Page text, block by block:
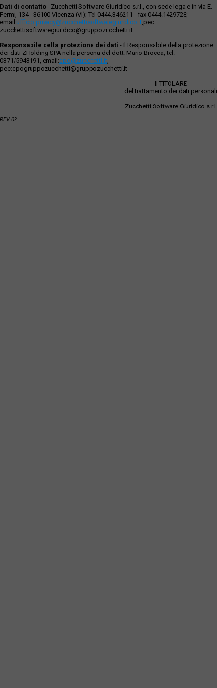
Dati di contatto - Zucchetti Software Giuridico s.r.l., con sede legale in via E.
Fermi, 134 - 36100 Vicenza (VI); Tel 0444.346211 - fax 0444.1429728;
email:ufficio.privacy@zucchettisoftwaregiuridico.it,pec:
zucchettisoftwaregiuridico@gruppozucchetti.it
Responsabile della protezione dei dati - Il Responsabile della protezione
dei dati ZHolding SPA nella persona del dott. Mario Brocca, tel.
0371/5943191, email:dpo@zucchetti.it,
pec:dpogruppozucchetti@gruppozucchetti.it
Il TITOLARE
del trattamento dei dati personali
Zucchetti Software Giuridico s.r.l.
REV 02